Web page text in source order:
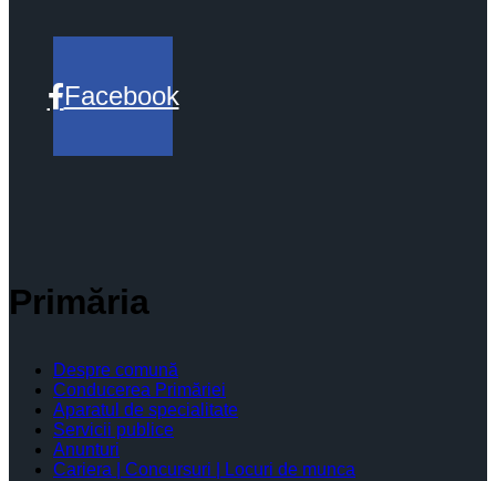
Facebook
Primăria
Despre comună
Conducerea Primăriei
Aparatul de specialitate
Servicii publice
Anunturi
Cariera | Concursuri | Locuri de munca